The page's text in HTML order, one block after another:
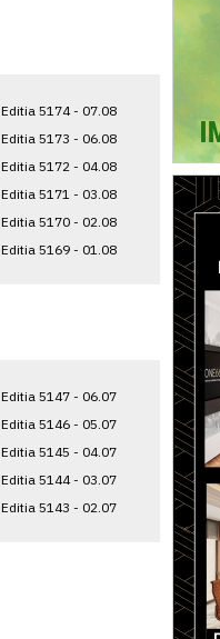
Editia 5174 - 07.08
Editia 5173 - 06.08
Editia 5172 - 04.08
Editia 5171 - 03.08
Editia 5170 - 02.08
Editia 5169 - 01.08
Editia 5147 - 06.07
Editia 5146 - 05.07
Editia 5145 - 04.07
Editia 5144 - 03.07
Editia 5143 - 02.07